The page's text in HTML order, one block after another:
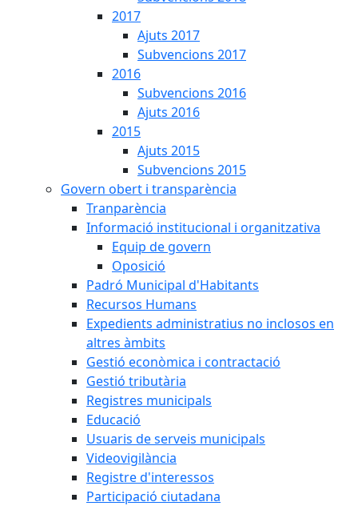
2017
Ajuts 2017
Subvencions 2017
2016
Subvencions 2016
Ajuts 2016
2015
Ajuts 2015
Subvencions 2015
Govern obert i transparència
Tranparència
Informació institucional i organitzativa
Equip de govern
Oposició
Padró Municipal d'Habitants
Recursos Humans
Expedients administratius no inclosos en
altres àmbits
Gestió econòmica i contractació
Gestió tributària
Registres municipals
Educació
Usuaris de serveis municipals
Videovigilància
Registre d'interessos
Participació ciutadana